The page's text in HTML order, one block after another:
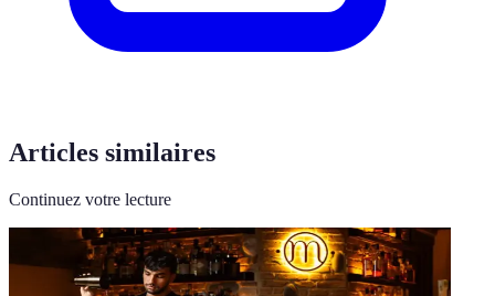
Articles similaires
Continuez votre lecture